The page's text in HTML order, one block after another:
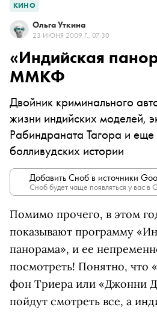
КИНО
Ольга Уткина
23 ИЮНЯ 2009 Г., 07:30
«Индийская
ММКФ
Двойник криминального
жизни индийских моделей,
Рабиндраната Тагора и еще
болливудских истории
Добавить Сноб в источники
Сноб будет чаще появляться у вас в
Помимо прочего, в этом
показывают программу
панорама», и ее
посмотреть! Понятно, что
фон Триера или «Джонни
пойдут смотреть все, а